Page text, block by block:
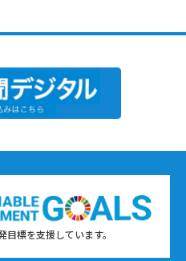
標を支援しています。